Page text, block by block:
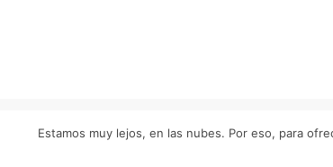
Estamos muy lejos, en las nubes. Por eso, para